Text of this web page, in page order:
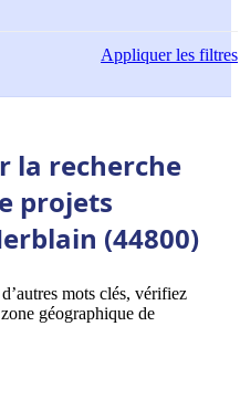
Appliquerles filtres
la recherche
projets
(44800)
mots clés, vérifiez
géographique de